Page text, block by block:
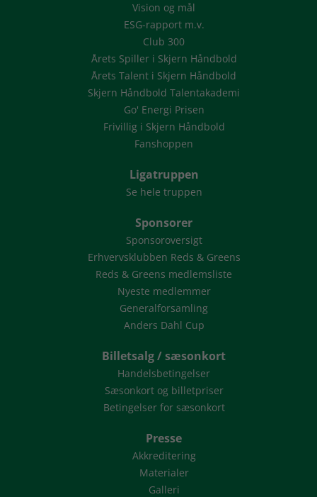
Vision og mål
ESG-rapport m.v.
Club 300
Årets Spiller i Skjern Håndbold
Årets Talent i Skjern Håndbold
Skjern Håndbold Talentakademi
Go' Energi Prisen
Frivillig i Skjern Håndbold
Fanshoppen
Ligatruppen
Se hele truppen
Sponsorer
Sponsoroversigt
Erhvervsklubben Reds & Greens
Reds & Greens medlemsliste
Nyeste medlemmer
Generalforsamling
Anders Dahl Cup
Billetsalg / sæsonkort
Handelsbetingelser
Sæsonkort og billetpriser
Betingelser for sæsonkort
Presse
Akkreditering
Materialer
Galleri